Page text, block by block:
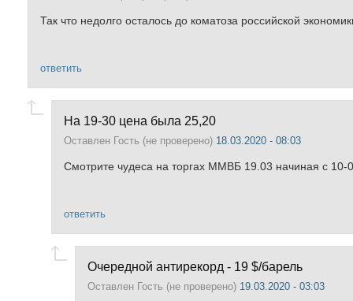
Так что недолго осталось до коматоза российской
ответить
На 19-30 цена была 25,20
Оставлен Гость (не проверено) 18.03.2020 - 08:03
Смотрите чудеса на торгах ММВБ 19.03 начиная с 10-
ответить
Очередной антирекорд - 19 $/барель
Оставлен Гость (не проверено) 19.03.2020 - 03:03